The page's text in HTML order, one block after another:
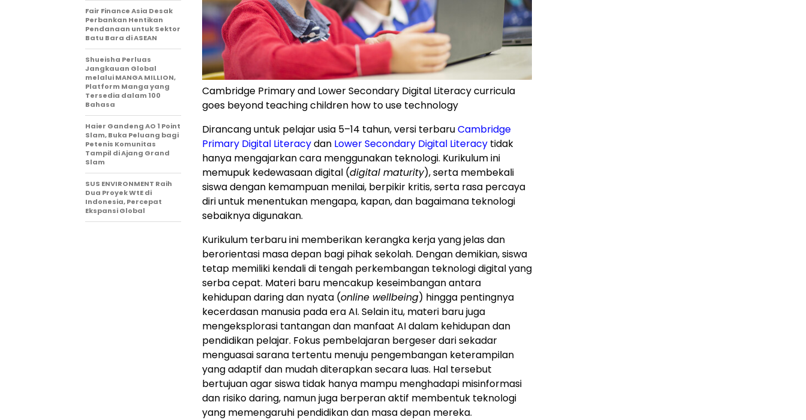
Cambridge Primary and Lower Secondary Digital Literacy curricula
goes beyond teaching children how to use technology
Dirancang untuk pelajar usia 5–14 tahun, versi terbaruCambridge
Primary Digital Literacydan Lower Secondary Digital Literacy tidak
hanya mengajarkan cara menggunakan teknologi. Kurikulum ini
memupuk kedewasaan digital (digital maturity), serta membekali
siswa dengan kemampuan menilai, berpikir kritis, serta rasa percaya
diri untuk menentukan mengapa, kapan, dan bagaimana teknologi
sebaiknya digunakan.
Kurikulum terbaru ini memberikan kerangka kerja yang jelas dan
berorientasi masa depan bagi pihak sekolah. Dengan demikian, siswa
tetap memiliki kendali di tengah perkembangan teknologi digital yang
serba cepat. Materi baru mencakup keseimbangan antara
kehidupan daring dan nyata (online wellbeing) hingga pentingnya
kecerdasan manusia pada era AI. Selain itu, materi baru juga
mengeksplorasi tantangan dan manfaat AI dalam kehidupan dan
pendidikan pelajar. Fokus pembelajaran bergeser dari sekadar
menguasai sarana tertentu menuju pengembangan keterampilan
yang adaptif dan mudah diterapkan secara luas. Hal tersebut
bertujuan agar siswa tidak hanya mampu menghadapi misinformasi
dan risiko daring, namun juga berperan aktif membentuk teknologi
yang memengaruhi pendidikan dan masa depan mereka.
Fair Finance Asia Desak
Perbankan Hentikan
Pendanaan untuk Sektor
Batu Bara di ASEAN
Shueisha Perluas
Jangkauan Global
melalui MANGA MILLION,
Platform Manga yang
Tersedia dalam 100
Bahasa
Haier Gandeng AO 1 Point
Slam, Buka Peluang bagi
Petenis Komunitas
Tampil di Ajang Grand
Slam
SUS ENVIRONMENT Raih
Dua Proyek WtE di
Indonesia, Percepat
Ekspansi Global